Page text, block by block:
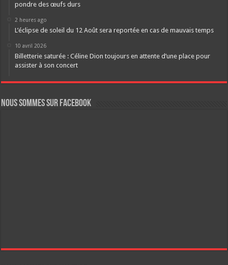
pondre des œufs durs
2 heures ago
L’éclipse de soleil du 12 Août sera reportée en cas de mauvais temps
10 avril 2026
Billetterie saturée : Céline Dion toujours en attente d’une place pour
assister à son concert
Nous sommes sur FaceBook